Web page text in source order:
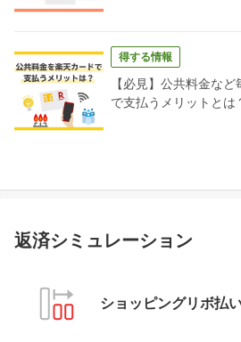
得する情報
【必見】公共料金な
で支払うメリットとは
返済シミュレーション
ショッピングリボ払